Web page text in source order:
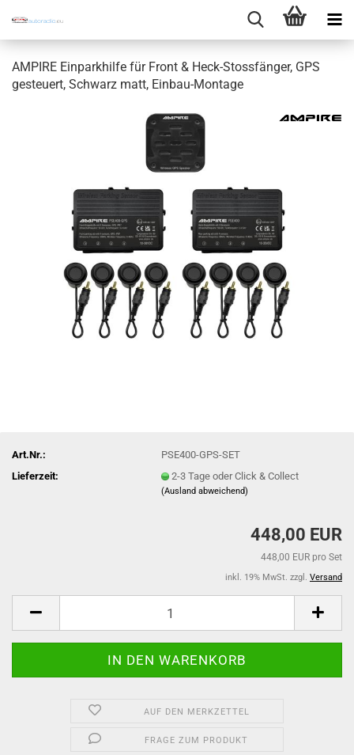
AMPIRE Einparkhilfe für Front & Heck-Stossfänger, GPS
gesteuert, Schwarz matt, Einbau-Montage
Art.Nr.:
PSE400-GPS-SET
Lieferzeit:
2-3 Tage oder Click & Collect
(Ausland abweichend)
448,00 EUR
448,00 EUR pro Set
inkl. 19% MwSt. zzgl. Versand
AUF DEN MERKZETTEL
FRAGE ZUM PRODUKT